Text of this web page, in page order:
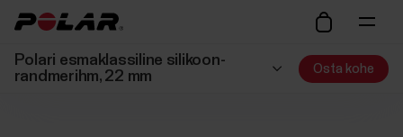
Polari esmaklassiline silikoon-
randmerihm, 22 mm
Osta kohe